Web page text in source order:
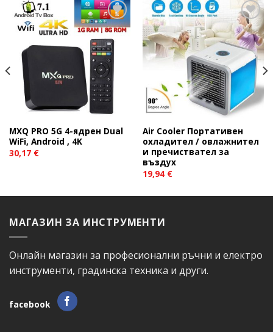
Add to
wishlist
MXQ PRO 5G 4-ядрен Dual
WiFi, Android , 4K
30,17 €
Add to
wishlist
Air Cooler Портативен
охладител / овлажнител
и пречиствател за
въздух
19,94 €
МАГАЗИН ЗА ИНСТРУМЕНТИ
Онлайн магазин за професионални ръчни и електро
инструменти, градинска техника и други.
facebook